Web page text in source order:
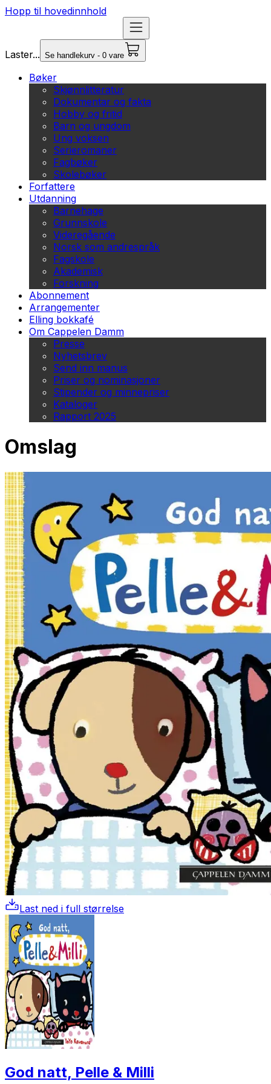
Hopp til hovedinnhold
Laster... Se handlekurv - 0 vare
Bøker
Skjønnlitteratur
Dokumentar og fakta
Hobby og fritid
Barn og ungdom
Ung voksen
Serieromaner
Fagbøker
Skolebøker
Forfattere
Utdanning
Barnehage
Grunnskole
Videregående
Norsk som andrespråk
Fagskole
Akademisk
Forskning
Abonnement
Arrangementer
Elling bokkafé
Om Cappelen Damm
Presse
Nyhetsbrev
Send inn manus
Priser og nominasjoner
Stipender og minnepriser
Kataloger
Rapport 2025
Omslag
Last ned i full størrelse
God natt, Pelle & Milli